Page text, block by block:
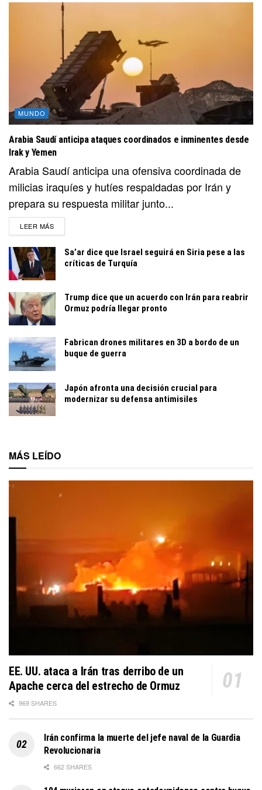
MUNDO
Arabia Saudí anticipa ataques coordinados e inminentes desde
Irak y Yemen
Arabia Saudí anticipa una ofensiva coordinada de
milicias iraquíes y hutíes respaldadas por Irán y
prepara su respuesta militar junto...
LEER MÁSDETAILS
Sa’ar dice que Israel seguirá en Siria pese a las
críticas de Turquía
Trump dice que un acuerdo con Irán para reabrir
Ormuz podría llegar pronto
Fabrican drones militares en 3D a bordo de un
buque de guerra
Japón afronta una decisión crucial para
modernizar su defensa antimisiles
MÁS LEÍDO
EE. UU. ataca a Irán tras derribo de un
Apache cerca del estrecho de Ormuz
969 SHARES
Irán confirma la muerte del jefe naval de la Guardia
Revolucionaria
662 SHARES